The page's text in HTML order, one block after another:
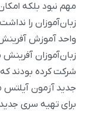
مهم نبود بلکه
زبان‌آموزان را
واحد آموزش
زبان‌آموزان
شرکت کرده بودند
جدید آزمون
برای تهیه سری